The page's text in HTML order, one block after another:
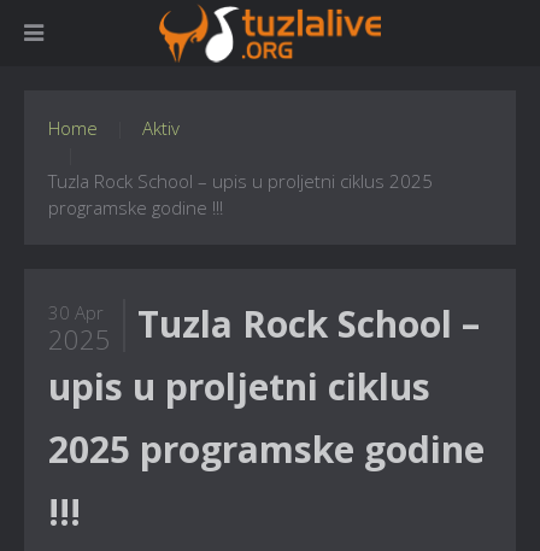
Home Aktiv
Tuzla Rock School – upis u proljetni ciklus 2025
programske godine !!!
30 Apr
2025
Tuzla Rock School –
upis u proljetni ciklus
2025 programske godine
!!!